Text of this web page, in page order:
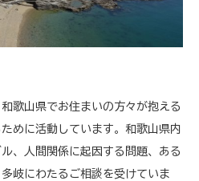
和歌山県でお住まいの方々が抱える
めに活動しています。和歌山県内
、人間関係に起因する問題、ある
岐にわたるご相談を受けていま